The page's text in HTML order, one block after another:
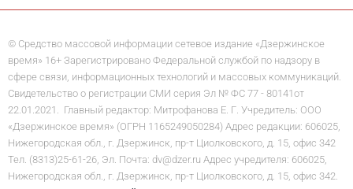
© Средство массовой информации сетевое издание «Дзержинское
время» 16+ Зарегистрировано Федеральной службой по надзору в
сфере связи, информационных технологий и массовых коммуникаций.
Свидетельство о регистрации СМИ серия Эл № ФС 77 - 80141от
22.01.2021. Главный редактор: Митрофанова Е. Г. Учредитель: ООО
«Дзержинское время» (ОГРН 1165249050284) Адрес редакции: 606025,
Нижегородская обл., г. Дзержинск, пр-т Циолковского, д. 15, офис 342
Тел. (8313)25-61-26, Эл. Почта: dv@dzer.ru Адрес учредителя: 606025,
Нижегородская обл., г. Дзержинск, пр-т Циолковского, д. 15, офис 342.